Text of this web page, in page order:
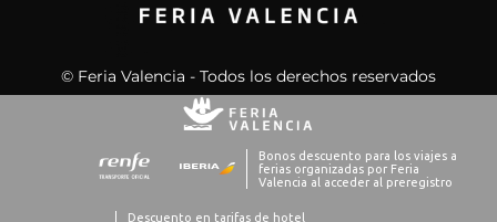
© Feria Valencia - Todos los derechos reservados